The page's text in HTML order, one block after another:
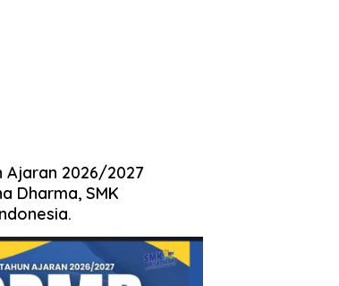
Ajaran 2026/2027
Dharma, SMK